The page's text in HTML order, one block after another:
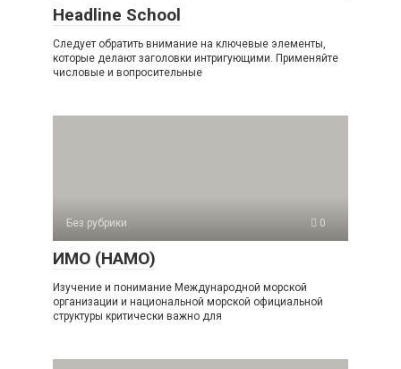
Headline School
Следует обратить внимание на ключевые элементы,
которые делают заголовки интригующими. Применяйте
числовые и вопросительные
Без рубрики 0
ИМО (НАМО)
Изучение и понимание Международной морской
организации и национальной морской официальной
структуры критически важно для